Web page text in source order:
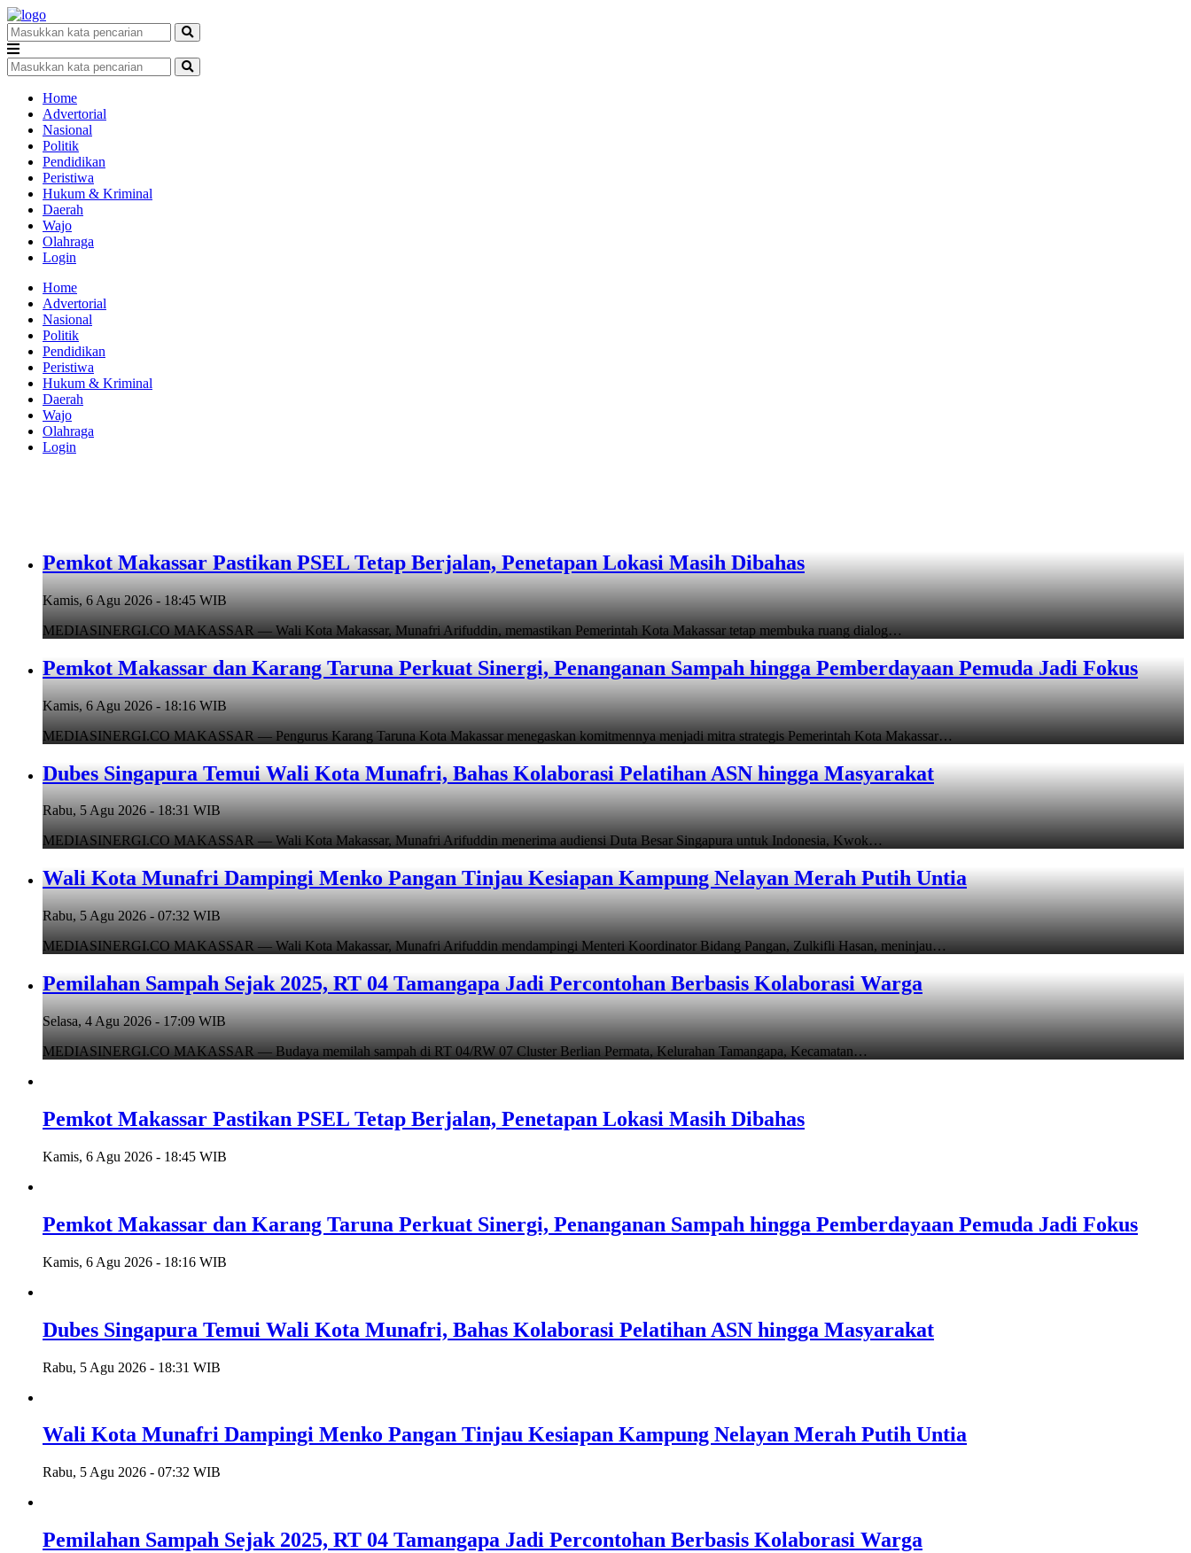
Home
Advertorial
Nasional
Politik
Pendidikan
Peristiwa
Hukum & Kriminal
Daerah
Wajo
Olahraga
Login
Home
Advertorial
Nasional
Politik
Pendidikan
Peristiwa
Hukum & Kriminal
Daerah
Wajo
Olahraga
Login
Pemkot Makassar Pastikan PSEL Tetap Berjalan, Penetapan Lokasi Masih Dibahas
Kamis, 6 Agu 2026 - 18:45 WIB
MEDIASINERGI.CO MAKASSAR — Wali Kota Makassar, Munafri Arifuddin, memastikan Pemerintah Kota Makassar tetap membuka ruang dialog…
Pemkot Makassar dan Karang Taruna Perkuat Sinergi, Penanganan Sampah hingga Pemberdayaan Pemuda Jadi Fokus
Kamis, 6 Agu 2026 - 18:16 WIB
MEDIASINERGI.CO MAKASSAR — Pengurus Karang Taruna Kota Makassar menegaskan komitmennya menjadi mitra strategis Pemerintah Kota Makassar…
Dubes Singapura Temui Wali Kota Munafri, Bahas Kolaborasi Pelatihan ASN hingga Masyarakat
Rabu, 5 Agu 2026 - 18:31 WIB
MEDIASINERGI.CO MAKASSAR — Wali Kota Makassar, Munafri Arifuddin menerima audiensi Duta Besar Singapura untuk Indonesia, Kwok…
Wali Kota Munafri Dampingi Menko Pangan Tinjau Kesiapan Kampung Nelayan Merah Putih Untia
Rabu, 5 Agu 2026 - 07:32 WIB
MEDIASINERGI.CO MAKASSAR — Wali Kota Makassar, Munafri Arifuddin mendampingi Menteri Koordinator Bidang Pangan, Zulkifli Hasan, meninjau…
Pemilahan Sampah Sejak 2025, RT 04 Tamangapa Jadi Percontohan Berbasis Kolaborasi Warga
Selasa, 4 Agu 2026 - 17:09 WIB
MEDIASINERGI.CO MAKASSAR — Budaya memilah sampah di RT 04/RW 07 Cluster Berlian Permata, Kelurahan Tamangapa, Kecamatan…
Pemkot Makassar Pastikan PSEL Tetap Berjalan, Penetapan Lokasi Masih Dibahas
Kamis, 6 Agu 2026 - 18:45 WIB
Pemkot Makassar dan Karang Taruna Perkuat Sinergi, Penanganan Sampah hingga Pemberdayaan Pemuda Jadi Fokus
Kamis, 6 Agu 2026 - 18:16 WIB
Dubes Singapura Temui Wali Kota Munafri, Bahas Kolaborasi Pelatihan ASN hingga Masyarakat
Rabu, 5 Agu 2026 - 18:31 WIB
Wali Kota Munafri Dampingi Menko Pangan Tinjau Kesiapan Kampung Nelayan Merah Putih Untia
Rabu, 5 Agu 2026 - 07:32 WIB
Pemilahan Sampah Sejak 2025, RT 04 Tamangapa Jadi Percontohan Berbasis Kolaborasi Warga